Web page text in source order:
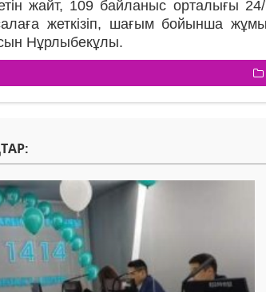
жайт, 109 байланыс орталығы
салаға жеткізіп, шағым бойынша
Нұрлыбекұлы.